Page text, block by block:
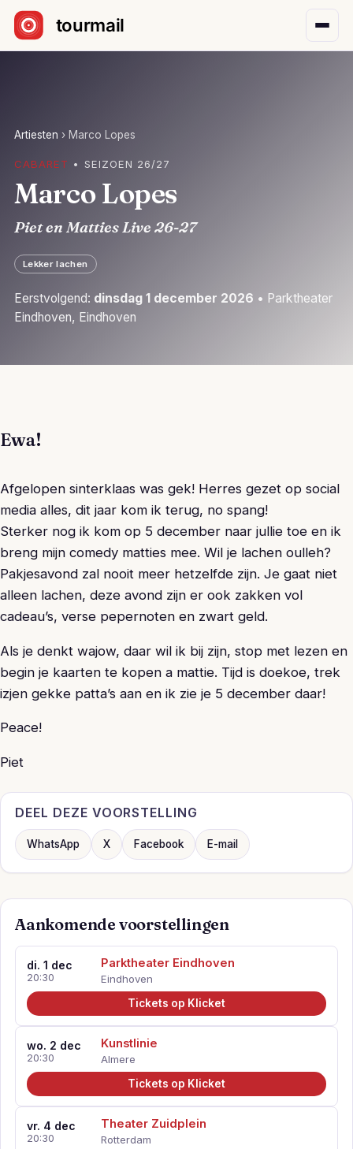
Sla navigatie over
Artiesten › Marco Lopes
CABARET • SEIZOEN 26/27
Marco Lopes
Piet en Matties Live 26-27
Lekker lachen
Eerstvolgend: dinsdag 1 december 2026 • Parktheater
Eindhoven, Eindhoven
Ewa!
Afgelopen sinterklaas was gek! Herres gezet op social
media alles, dit jaar kom ik terug, no spang!
Sterker nog ik kom op 5 december naar jullie toe en ik
breng mijn comedy matties mee. Wil je lachen oulleh?
Pakjesavond zal nooit meer hetzelfde zijn. Je gaat niet
alleen lachen, deze avond zijn er ook zakken vol
cadeau’s, verse pepernoten en zwart geld.
Als je denkt wajow, daar wil ik bij zijn, stop met lezen en
begin je kaarten te kopen a mattie. Tijd is doekoe, trek
izjen gekke patta’s aan en ik zie je 5 december daar!
Peace!
Piet
DEEL DEZE VOORSTELLING
WhatsApp X Facebook E-mail
Aankomende voorstellingen
di. 1 dec
20:30
Parktheater Eindhoven
Eindhoven
Tickets op Klicket
wo. 2 dec
20:30
Kunstlinie
Almere
Tickets op Klicket
vr. 4 dec
20:30
Theater Zuidplein
Rotterdam